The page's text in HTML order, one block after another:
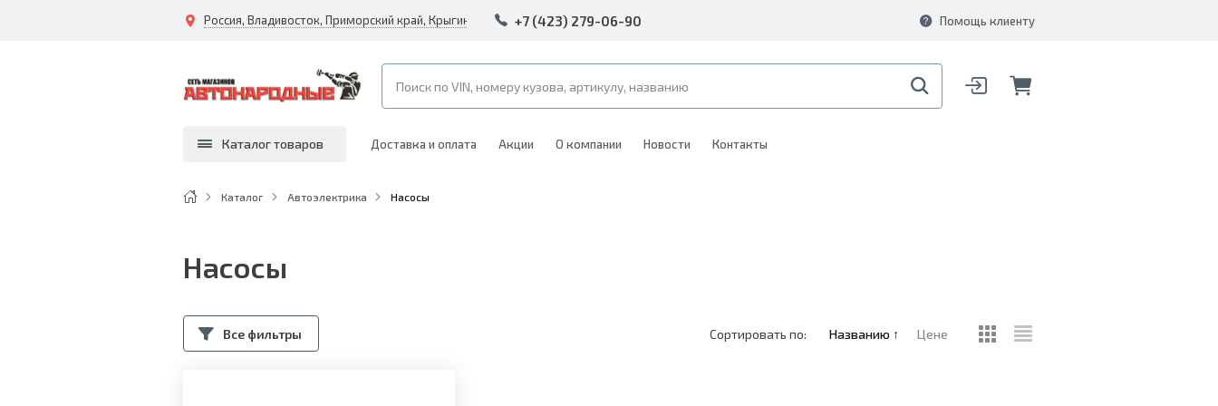
Россия, Владивосток, Приморский край, Крыгина 105 +7 (423) 279-06-90 Помощь клиенту
Каталог товаров Доставка и оплата Акции О компании Новости Контакты
Каталог Автоэлектрика Насосы
Насосы
Все фильтры Сортировать по: Названию ↑ Цене